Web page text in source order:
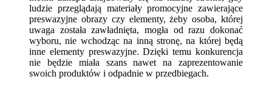
ludzie przeglądają materiały promocyjne zawierające
preswazyjne obrazy czy elementy, żeby osoba, której
uwaga została zawładnięta, mogła od razu dokonać
wyboru, nie wchodząc na inną stronę, na której będą
inne elementy preswazyjne. Dzięki temu konkurencja
nie będzie miała szans nawet na zaprezentowanie
swoich produktów i odpadnie w przedbiegach.